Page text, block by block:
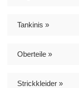
Tankinis »
Oberteile »
Strickkleider »